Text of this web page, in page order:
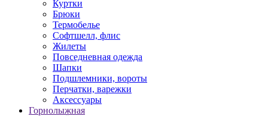
Куртки
Брюки
Термобелье
Софтшелл, флис
Жилеты
Повседневная одежда
Шапки
Подшлемники, вороты
Перчатки, варежки
Аксессуары
Горнолыжная